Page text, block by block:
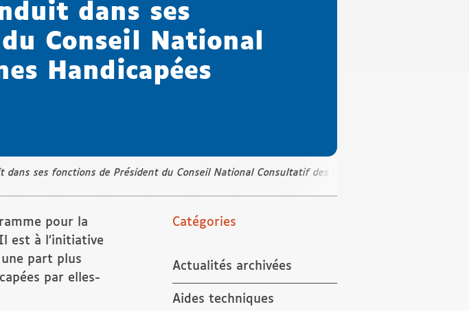
dans ses
Conseil National
Handicapées
dans ses fonctions de Président du Conseil National Consultatif des Personnes Handicapées
Catégories
Actualités archivées
Aides techniques
pour la
est à l’initiative
part plus
par elles-